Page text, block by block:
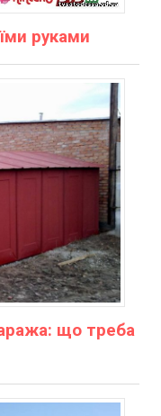
руками
що треба